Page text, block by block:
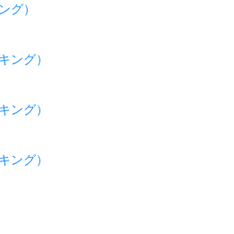
グ）
ング）
ング）
ング）